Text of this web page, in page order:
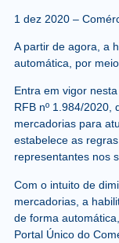
1 dez 2020 –
A partir de agora, a
automática, por
Entra em vigor
RFB nº 1.984/2020,
mercadorias para
estabelece as
representantes nos
Com o intuito de
mercadorias, a
de forma
Portal Único do